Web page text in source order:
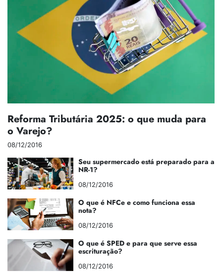
Reforma Tributária 2025: o que muda para
o Varejo?
08/12/2016
Seu supermercado está preparado para a
NR-1?
08/12/2016
O que é NFCe e como funciona essa
nota?
08/12/2016
O que é SPED e para que serve essa
escrituração?
08/12/2016